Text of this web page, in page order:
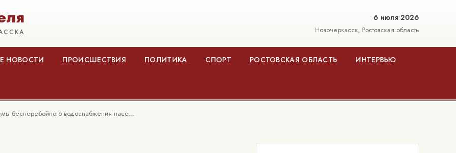
6 июля 2026
Новочеркасск, Ростовская область
НОВОСТИ ПРОИСШЕСТВИЯ ПОЛИТИКА СПОРТ РОСТОВСКАЯ ОБЛАСТЬ ИНТЕРВЬЮ
бесперебойного водоснабжения насе…